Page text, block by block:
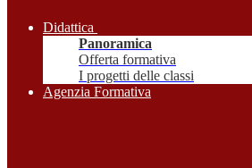
Didattica
Panoramica
Offerta formativa
I progetti delle classi
Agenzia Formativa